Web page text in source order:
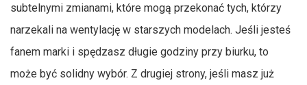
subtelnymi zmianami, które mogą przekonać tych, którzy
narzekali na wentylację w starszych modelach. Jeśli jesteś
fanem marki i spędzasz długie godziny przy biurku, to
może być solidny wybór. Z drugiej strony, jeśli masz już